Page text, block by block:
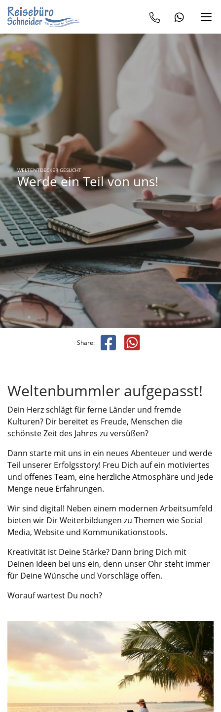
WELTENTDECKER GESUCHT
Werde ein Teil von uns!
Share:
Weltenbummler aufgepasst!
Dein Herz schlägt für ferne Länder und fremde
Kulturen? Dir bereitet es Freude, Menschen die
schönste Zeit des Jahres zu versüßen?
Dann starte mit uns in ein neues Abenteuer und werde
Teil unserer Erfolgsstory! Freu Dich auf ein motiviertes
und offenes Team, eine herzliche Atmosphäre und jede
Menge neue Erfahrungen.
Wir sind digital! Neben einem modernen Arbeitsumfeld
bieten wir Dir Weiterbildungen zu Themen wie Social
Media, Website und Kommunikationstools.
Kreativität ist Deine Stärke? Dann bring Dich mit
Deinen Ideen bei uns ein, denn unser Ohr steht immer
für Deine Wünsche und Vorschläge offen.
Worauf wartest Du noch?